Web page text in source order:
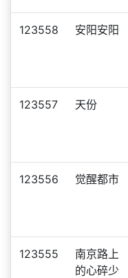
123558 安阳安阳
123557 天份
123556 觉醒都市
123555
南京路上
的心碎少